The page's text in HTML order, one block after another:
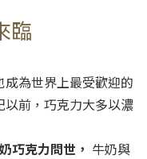
臨
為世界上最受歡迎的
前，巧克力大多以濃
巧克力問世， 牛奶與